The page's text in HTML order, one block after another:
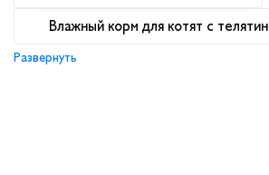
Влажный корм для котят с
Развернуть